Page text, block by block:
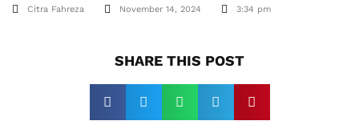
Citra Fahreza November 14, 2024 3:34 pm
SHARE THIS POST​